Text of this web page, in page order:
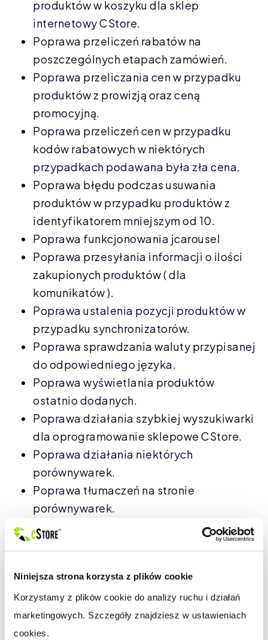
Niniejsza strona korzysta z plików cookie
Korzystamy z plików cookie do analizy ruchu i działań
marketingowych. Szczegóły znajdziesz w ustawieniach
cookies.
produktów w koszyku dla sklep
internetowy CStore.
Poprawa przeliczeń rabatów na
poszczególnych etapach zamówień.
Poprawa przeliczania cen w przypadku
produktów z prowizją oraz ceną
promocyjną.
Poprawa przeliczeń cen w przypadku
kodów rabatowych w niektórych
przypadkach podawana była zła cena.
Poprawa błędu podczas usuwania
produktów w przypadku produktów z
identyfikatorem mniejszym od 10.
Poprawa funkcjonowania jcarousel
Poprawa przesyłania informacji o ilości
zakupionych produktów ( dla
komunikatów ).
Poprawa ustalenia pozycji produktów w
przypadku synchronizatorów.
Poprawa sprawdzania waluty przypisanej
do odpowiedniego języka.
Poprawa wyświetlania produktów
ostatnio dodanych.
Poprawa działania szybkiej wyszukiwarki
dla oprogramowanie sklepowe CStore.
Poprawa działania niektórych
porównywarek.
Poprawa tłumaczeń na stronie
porównywarek.
Poprawa sprawdzania waluty podczas
korzystania z PayU.
Poprawa w funkcjonowaniu integracji z
Allegro.
Poprawa generowania listy produktów dla
porównywarki Nokaut.